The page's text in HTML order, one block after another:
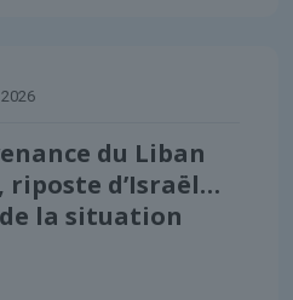
du Liban
d’Israël…
de la situation